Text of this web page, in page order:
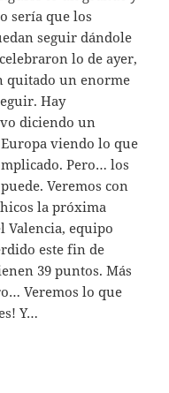
sería que los
seguir dándole
lo de ayer,
quitado un enorme
Hay
diciendo un
viendo lo que
Pero… los
Veremos con
la próxima
Valencia, equipo
este fin de
39 puntos. Más
Veremos lo que
Y…